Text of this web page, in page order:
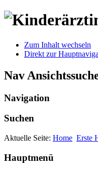
Zum Inhalt wechseln
Direkt zur
Nav
Navigation
Suchen
Aktuelle Seite: Home Erste
Hauptmenü